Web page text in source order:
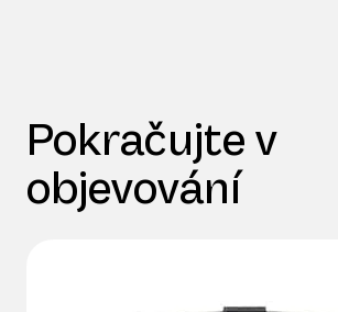
Pokračujte v
objevování